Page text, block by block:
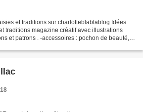
charlotteblablablog Idées
traditions magazine créatif avec illustrations
et patrons . -accessoires : pochon de beauté,